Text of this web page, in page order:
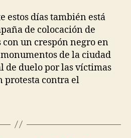
estos días también está
de colocación de
un crespón negro en
de la ciudad
de duelo por las víctimas
protesta contra el